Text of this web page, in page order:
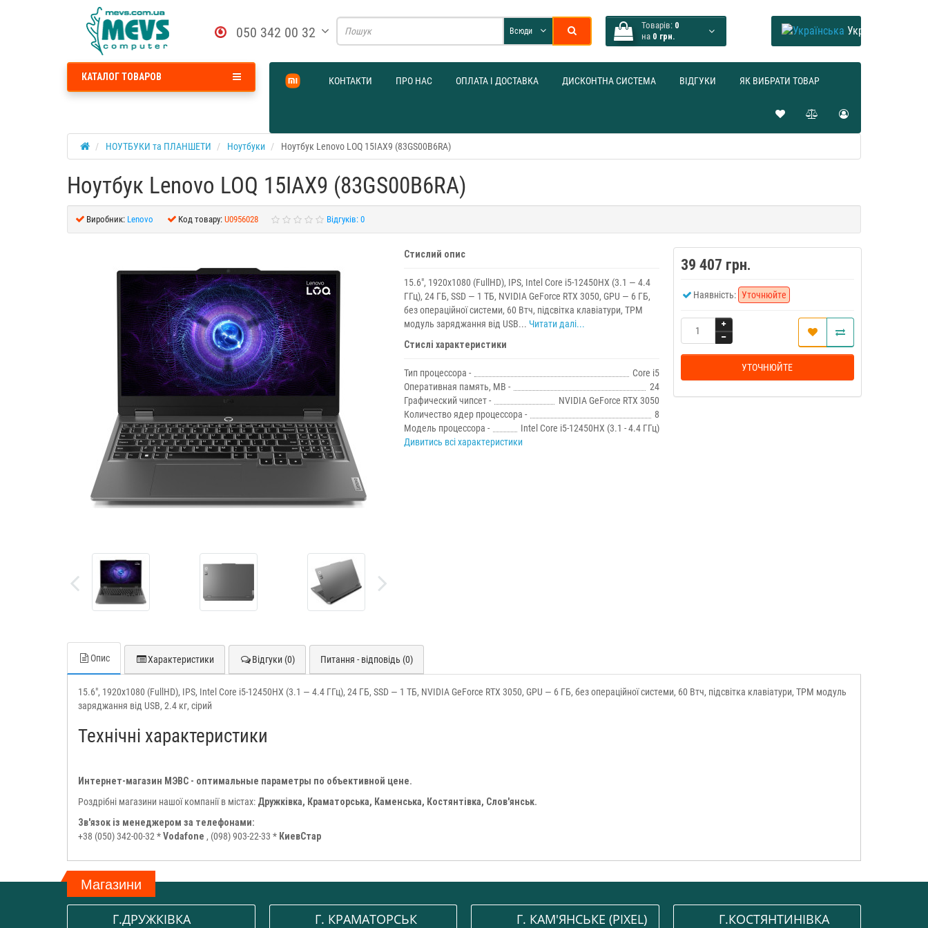
050 342 00 32 Товарів: 0
на 0 грн.
Всюди Українська
КОНТАКТИ ПРО НАС ОПЛАТА І ДОСТАВКА ДИСКОНТНА СИСТЕМА ВІДГУКИ ЯК ВИБРАТИ ТОВАР
КАТАЛОГ ТОВАРОВ
НОУТБУКИ та ПЛАНШЕТИ Ноутбуки Ноутбук Lenovo LOQ 15IAX9 (83GS00B6RA)
Ноутбук Lenovo LOQ 15IAX9 (83GS00B6RA)
Виробник: Lenovo Код товару: U0956028 Відгуків: 0
Стислий опис
15.6", 1920х1080 (FullHD), IPS, Intel Core i5-12450HX (3.1 — 4.4
ГГц), 24 ГБ, SSD — 1 ТБ, NVIDIA GeForce RTX 3050, GPU — 6 ГБ,
без операційної системи, 60 Втч, підсвітка клавіатури, TPM
модуль заряджання від USB... Читати далі...
Стислі характеристики
Тип процессора -
Core i5
Оперативная память, MB -
24
Графический чипсет -
NVIDIA GeForce RTX 3050
Количество ядер процессора -
8
Модель процессора -
Intel Core i5-12450HX (3.1 - 4.4 ГГц)
Дивитись всі характеристики
39 407 грн.
Наявність: Уточнюйте
УТОЧНЮЙТЕ
Опис Характеристики Відгуки (0) Питання - відповідь (0)
15.6", 1920х1080 (FullHD), IPS, Intel Core i5-12450HX (3.1 — 4.4 ГГц), 24 ГБ, SSD — 1 ТБ, NVIDIA GeForce RTX 3050, GPU — 6 ГБ, без операційної системи, 60 Втч, підсвітка клавіатури, TPM модуль
заряджання від USB, 2.4 кг, сірий
Технічні характеристики
Интернет-магазин МЭВС - оптимальные параметры по объективной цене.
Роздрібні магазини нашої компанії в містах: Дружківка, Краматорська, Каменська, Костянтівка, Слов'янськ.
Зв'язок із менеджером за телефонами:
+38 (050) 342-00-32 *Vodafone , (098) 903-22-33 * КиевСтар
Магазини
Г.ДРУЖКІВКА Г. КРАМАТОРСЬК Г. КАМ'ЯНСЬКЕ (PIXEL) Г.КОСТЯНТИНІВКА